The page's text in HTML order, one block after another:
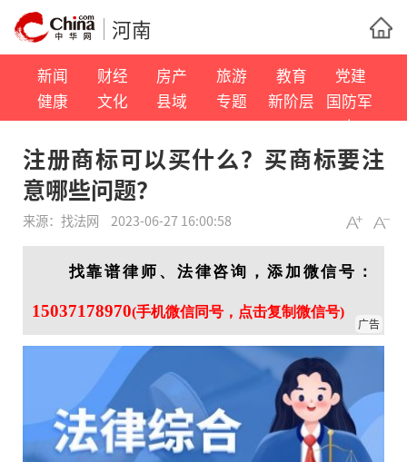
河南
新闻 财经 房产 旅游 教育
党建
健康
文化 县域 专题 新阶层
国防军
事
注册商标可以买什么？买商标要注
意哪些问题？
来源： 找法网 2023-06-27 16:00:58
广告
找靠谱律师、法律咨询，添加微信号：
15037178970(手机微信同号，点击复制微信号)